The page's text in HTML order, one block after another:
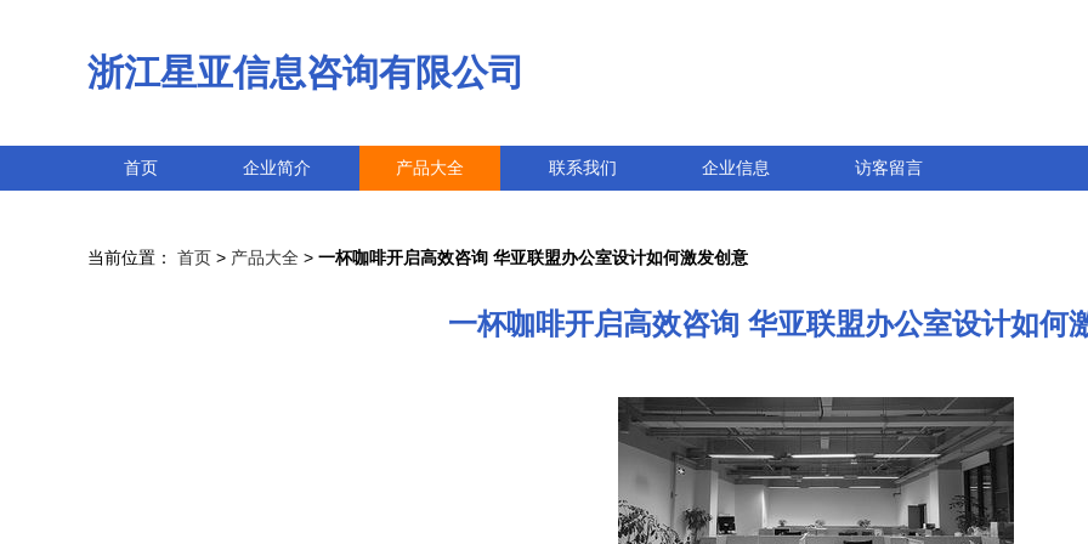
浙江星亚信息咨询有限公司
首页 企业简介 产品大全 联系我们 企业信息 访客留言
当前位置： 首页 > 产品大全 > 一杯咖啡开启高效咨询 华亚联盟办公室设计如何激发创意
一杯咖啡开启高效咨询 华亚联盟办公室设计如何